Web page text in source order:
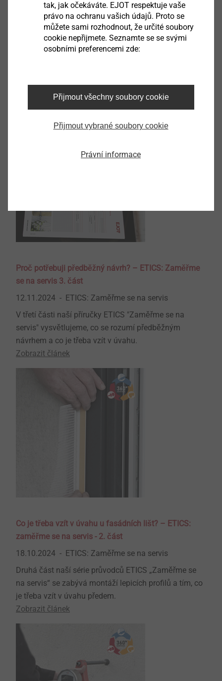
Kotvení nadkrokevní izolace – jak určit správný
19.12.2024
účinně vyhnout?
Zobrazit článek
Proč potřebuji předběžný návrh? – ETICS: Zaměřme
se na servis 3. část
12.11.2024
ETICS: Zaměřme se na servis
V třetí části naší příručky ETICS "Zaměřme se na
servis" vysvětlujeme, co se rozumí předběžným
návrhem a co je třeba vzít v úvahu.
Zobrazit článek
Co je třeba vzít v úvahu u fasádních lišt? – ETICS:
zaměřme se na servis - 2. část
18.10.2024
ETICS: Zaměřme se na servis
Druhá část naší série průvodců ETICS „Zaměřme se
na servis“ se zabývá montáží lepicích profilů a tím, co
je třeba vzít v úvahu předem.
Zobrazit článek
tak, jak očekáváte. EJOT respektuje vaše
právo na ochranu vašich údajů. Proto se
můžete sami rozhodnout, že určité soubory
cookie nepřijmete. Seznamte se se svými
osobními preferencemi zde:
Přijmout všechny soubory cookie
Přijmout vybrané soubory cookie
Právní informace